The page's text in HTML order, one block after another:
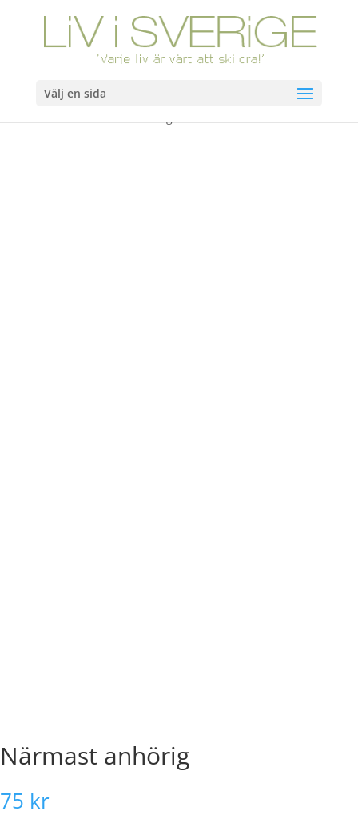
Välj en sida
Närmast anhörig
75 kr